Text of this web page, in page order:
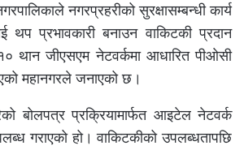
नगरप्रहरीको सुरक्षासम्बन्धी कार्य
थप प्रभावकारी बनाउन वाकिटकी प्रदान
थान जीएसएम नेटवर्कमा आधारित पीओसी
महानगरले जनाएको छ।
बोलपत्र प्रक्रियामार्फत आइटेल नेटवर्क
गराएको हो। वाकिटकीको उपलब्धतापछि